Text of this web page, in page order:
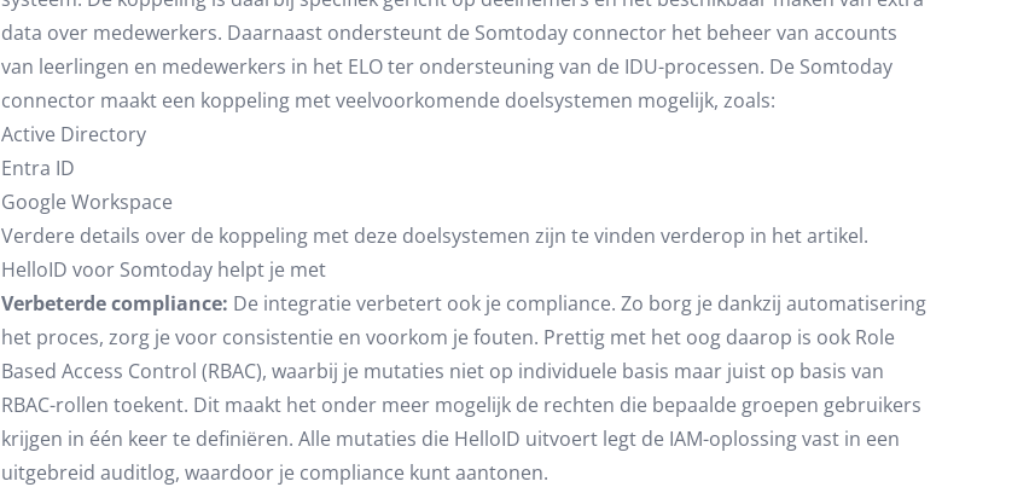
data over medewerkers. Daarnaast ondersteunt de Somtoday connector het beheer van accounts
van leerlingen en medewerkers in het ELO ter ondersteuning van de IDU-processen. De Somtoday
connector maakt een koppeling met veelvoorkomende doelsystemen mogelijk, zoals:
Active Directory
Entra ID
Google Workspace
Verdere details over de koppeling met deze doelsystemen zijn te vinden verderop in het artikel.
HelloID voor Somtoday helpt je met
Verbeterde compliance: De integratie verbetert ook je compliance. Zo borg je dankzij automatisering
het proces, zorg je voor consistentie en voorkom je fouten. Prettig met het oog daarop is ook Role
Based Access Control (RBAC), waarbij je mutaties niet op individuele basis maar juist op basis van
RBAC-rollen toekent. Dit maakt het onder meer mogelijk de rechten die bepaalde groepen gebruikers
krijgen in één keer te definiëren. Alle mutaties die HelloID uitvoert legt de IAM-oplossing vast in een
uitgebreid auditlog, waardoor je compliance kunt aantonen.